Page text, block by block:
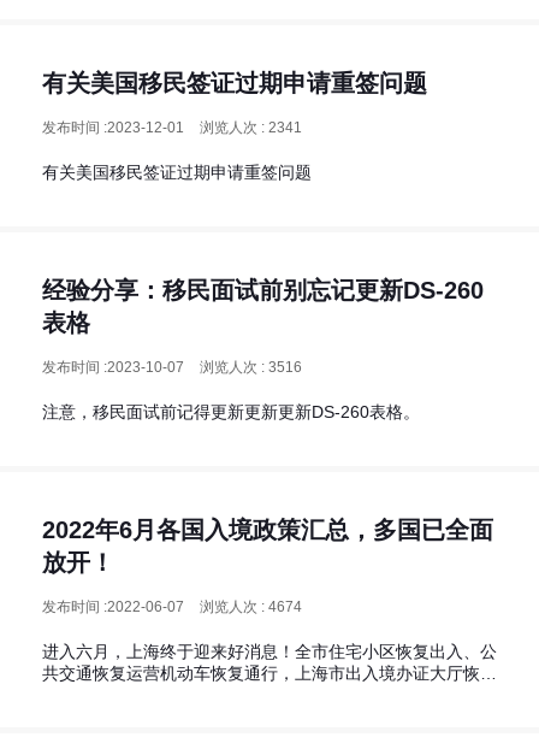
有关美国移民签证过期申请重签问题
发布时间 :2023-12-01 浏览人次 : 2341
有关美国移民签证过期申请重签问题
经验分享：移民面试前别忘记更新DS-260
表格
发布时间 :2023-10-07 浏览人次 : 3516
注意，移民面试前记得更新更新更新DS-260表格。
2022年6月各国入境政策汇总，多国已全面
放开！
发布时间 :2022-06-07 浏览人次 : 4674
进入六月，上海终于迎来好消息！全市住宅小区恢复出入、公
共交通恢复运营机动车恢复通行，上海市出入境办证大厅恢复